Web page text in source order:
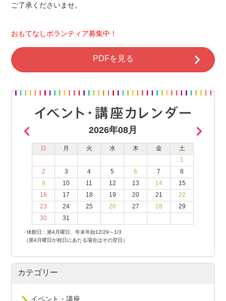
ご了承くださいませ。
おもてなしボランティア募集中！
PDFを見る
2026年08月
日 月 火 水 木 金
土
1
2
3 4 5 6 7
8
9
10 11 12 13 14
15
16
17 18 19 20 21
22
23
24 25 26 27 28
29
30
31
●休館日：第4月曜日、年末年始12/29～1/3
（第4月曜日が祝日にあたる場合はその翌日）
カテゴリー
イベント・講座